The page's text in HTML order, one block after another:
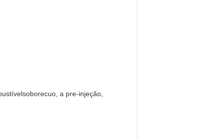
a pre-injeção,